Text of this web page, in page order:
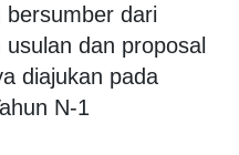
bersumber dari
dan proposal
diajukan pada
N-1